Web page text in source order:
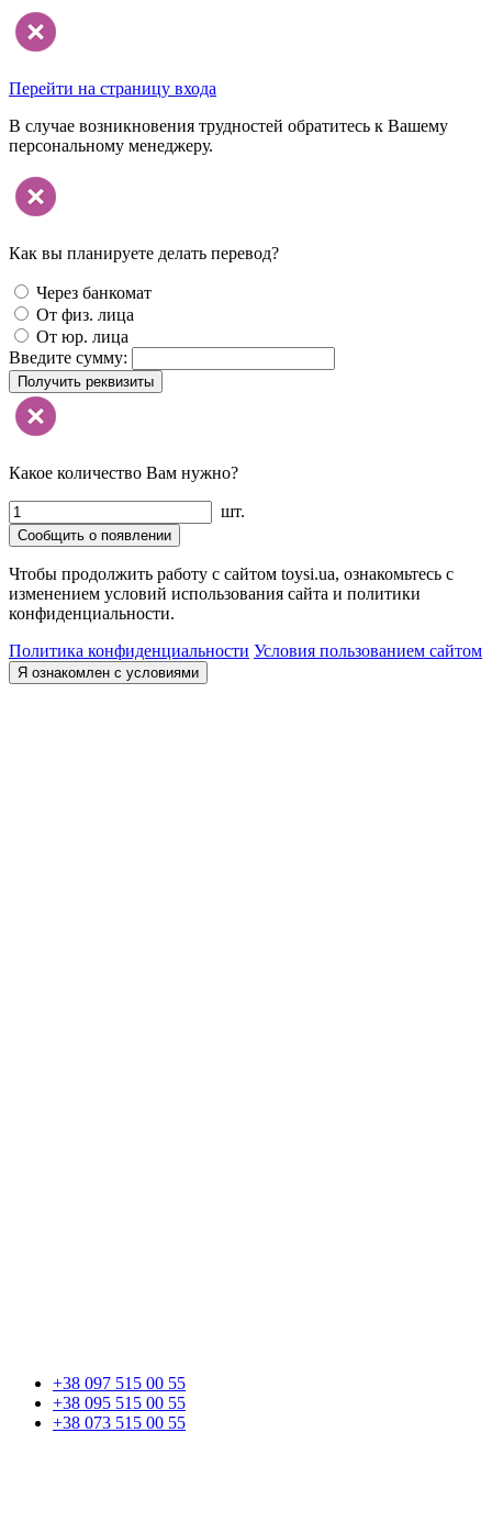
Перейти на страницу входа
В случае возникновения трудностей обратитесь к Вашему
персональному менеджеру.
Как вы планируете делать перевод?
Через банкомат
От физ. лица
От юр. лица
Введите сумму:
Получить реквизиты
Какое количество Вам нужно?
шт.
Сообщить о появлении
Чтобы продолжить работу с сайтом toysi.ua, ознакомьтесь с
изменением условий использования сайта и политики
конфиденциальности.
Политика конфиденциальности Условия пользованием сайтом
Я ознакомлен с условиями
+38 097 515 00 55
+38 095 515 00 55
+38 073 515 00 55